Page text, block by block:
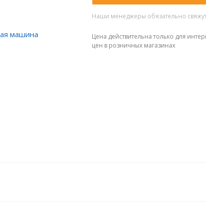
Наши менеджеры обязательно
Цена действительна только для
цен в розничных магазинах